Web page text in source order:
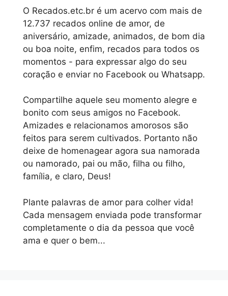
O Recados.etc.br é um acervo com mais de
12.737 recados online de amor, de
aniversário, amizade, animados, de bom dia
ou boa noite, enfim, recados para todos os
momentos - para expressar algo do seu
coração e enviar no Facebook ou Whatsapp.
Compartilhe aquele seu momento alegre e
bonito com seus amigos no Facebook.
Amizades e relacionamos amorosos são
feitos para serem cultivados. Portanto não
deixe de homenagear agora sua namorada
ou namorado, pai ou mão, filha ou filho,
família, e claro, Deus!
Plante palavras de amor para colher vida!
Cada mensagem enviada pode transformar
completamente o dia da pessoa que você
ama e quer o bem...